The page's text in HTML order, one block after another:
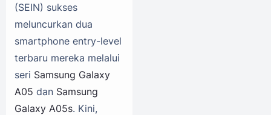
(SEIN) sukses
meluncurkan dua
smartphone entry-level
terbaru mereka melalui
seri Samsung Galaxy
A05 dan Samsung
Galaxy A05s. Kini,